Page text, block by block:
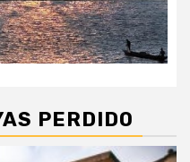
PERDIDO